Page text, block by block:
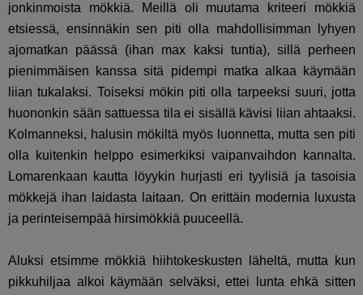
jonkinmoista mökkiä. Meillä oli muutama kriteeri mökkiä
etsiessä, ensinnäkin sen piti olla mahdollisimman lyhyen
ajomatkan päässä (ihan max kaksi tuntia), sillä perheen
pienimmäisen kanssa sitä pidempi matka alkaa käymään
liian tukalaksi. Toiseksi mökin piti olla tarpeeksi suuri, jotta
huononkin sään sattuessa tila ei sisällä kävisi liian ahtaaksi.
Kolmanneksi, halusin mökiltä myös luonnetta, mutta sen piti
olla kuitenkin helppo esimerkiksi vaipanvaihdon kannalta.
Lomarenkaan kautta löyykin hurjasti eri tyylisiä ja tasoisia
mökkejä ihan laidasta laitaan. On erittäin modernia luxusta
ja perinteisempää hirsimökkiä puuceellä.
Aluksi etsimme mökkiä hiihtokeskusten läheltä, mutta kun
pikkuhiljaa alkoi käymään selväksi, ettei lunta ehkä sitten